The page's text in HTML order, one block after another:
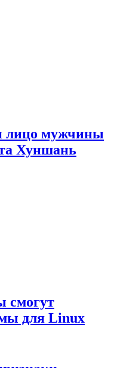
лицо мужчины
Хуншань
смогут
для Linux